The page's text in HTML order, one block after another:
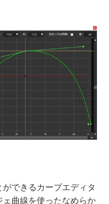
できるカーブエディタ
曲線を使ったなめらか